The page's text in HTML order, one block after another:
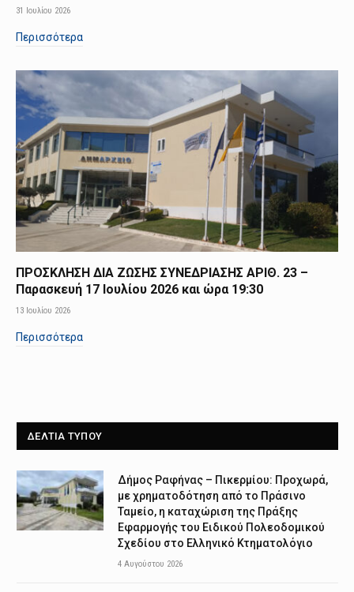
31 Ιουλίου 2026
Περισσότερα
ΠΡΟΣΚΛΗΣΗ ΔΙΑ ΖΩΣΗΣ ΣΥΝΕΔΡΙΑΣΗΣ ΑΡΙΘ. 23 –
Παρασκευή 17 Ιουλίου 2026 και ώρα 19:30
13 Ιουλίου 2026
Περισσότερα
ΔΕΛΤΙΑ ΤΥΠΟΥ
Δήμος Ραφήνας – Πικερμίου: Προχωρά,
με χρηματοδότηση από το Πράσινο
Ταμείο, η καταχώριση της Πράξης
Εφαρμογής του Ειδικού Πολεοδομικού
Σχεδίου στο Ελληνικό Κτηματολόγιο
4 Αυγούστου 2026